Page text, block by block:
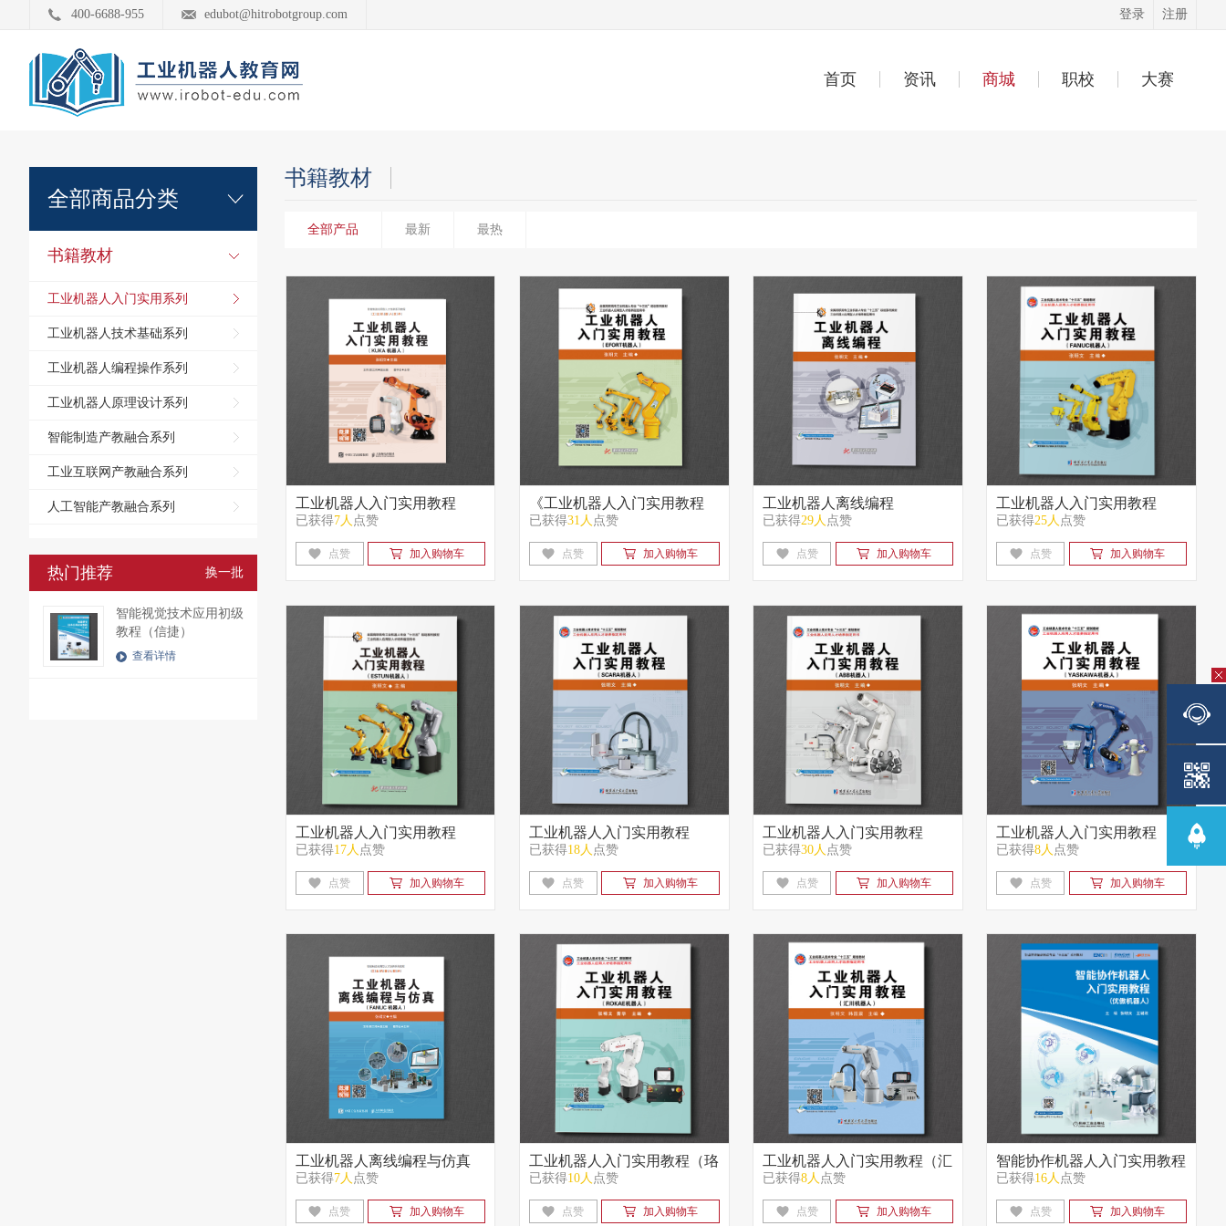
400-6688-955 edubot@hitrobotgroup.com 登录 注册
首页 资讯 商城 职校 大赛
全部商品分类
书籍教材
工业机器人入门实用系列
工业机器人技术基础系列
工业机器人编程操作系列
工业机器人原理设计系列
智能制造产教融合系列
工业互联网产教融合系列
人工智能产教融合系列
热门推荐 换一批
智能视觉技术应用初级
教程（信捷）
查看详情
书籍教材
全部产品 最新 最热
工业机器人入门实用教程
（KUKA机器人）
已获得7人 点赞
点赞 加入购物车
《工业机器人入门实用教程
（EFORT机器人）》
已获得31人 点赞
点赞 加入购物车
工业机器人离线编程
已获得29人 点赞
点赞 加入购物车
工业机器人入门实用教程
（FANUC机器人）
已获得25人 点赞
点赞 加入购物车
工业机器人入门实用教程
（ESTUN机器人）
已获得17人 点赞
点赞 加入购物车
工业机器人入门实用教程
（SCARA机器人）
已获得18人 点赞
点赞 加入购物车
工业机器人入门实用教程
（ABB机器人）
已获得30人 点赞
点赞 加入购物车
工业机器人入门实用教程
（YASKAWA机器人)
已获得8人 点赞
点赞 加入购物车
工业机器人离线编程与仿真
（FANUC机器人）
已获得7人 点赞
点赞 加入购物车
工业机器人入门实用教程（珞
石机器人）
已获得10人 点赞
点赞 加入购物车
工业机器人入门实用教程（汇
川机器人）
已获得8人 点赞
点赞 加入购物车
智能协作机器人入门实用教程
（优傲机器人）
已获得16人 点赞
点赞 加入购物车